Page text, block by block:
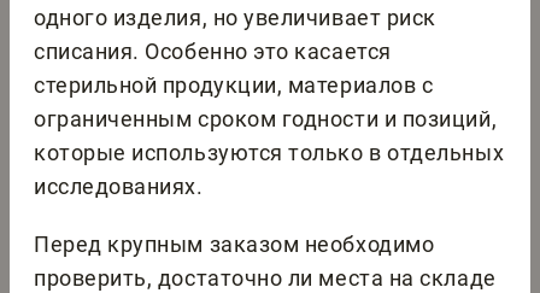
одного изделия, но увеличивает риск
списания. Особенно это касается
стерильной продукции, материалов с
ограниченным сроком годности и позиций,
которые используются только в отдельных
исследованиях.
Перед крупным заказом необходимо
проверить, достаточно ли места на складе